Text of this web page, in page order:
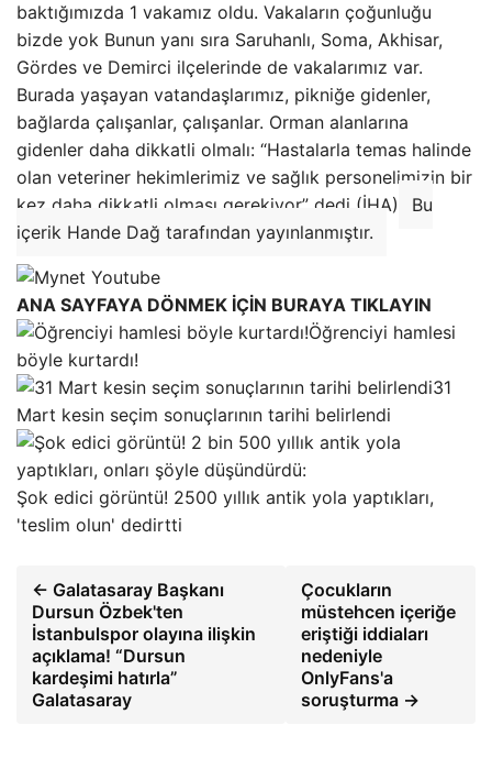
baktığımızda 1 vakamız oldu. Vakaların çoğunluğu
bizde yok Bunun yanı sıra Saruhanlı, Soma, Akhisar,
Gördes ve Demirci ilçelerinde de vakalarımız var.
Burada yaşayan vatandaşlarımız, pikniğe gidenler,
bağlarda çalışanlar, çalışanlar. Orman alanlarına
gidenler daha dikkatli olmalı: “Hastalarla temas halinde
olan veteriner hekimlerimiz ve sağlık personelimizin bir
kez daha dikkatli olması gerekiyor” dedi (İHA)
Bu
içerik Hande Dağ tarafından yayınlanmıştır.
ANA SAYFAYA DÖNMEK İÇİN BURAYA TIKLAYIN
Öğrenciyi hamlesi
böyle kurtardı!
31
Mart kesin seçim sonuçlarının tarihi belirlendi
Şok edici görüntü! 2500 yıllık antik yola yaptıkları,
'teslim olun' dedirtti
← Galatasaray Başkanı
Dursun Özbek'ten
İstanbulspor olayına ilişkin
açıklama! “Dursun
kardeşimi hatırla”
Galatasaray
Çocukların
müstehcen içeriğe
eriştiği iddiaları
nedeniyle
OnlyFans'a
soruşturma →